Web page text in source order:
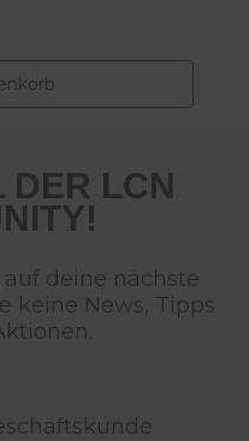
DER LCN
auf deine nächste
keine News, Tipps